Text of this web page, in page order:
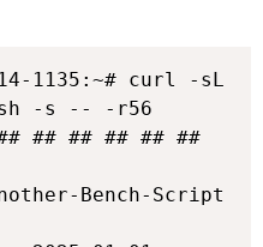
1135:~# curl -sL
-s -- -r56
## ## ## ## ##
Bench-Script